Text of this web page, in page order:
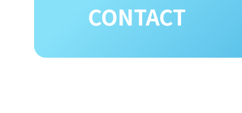
CONTACT